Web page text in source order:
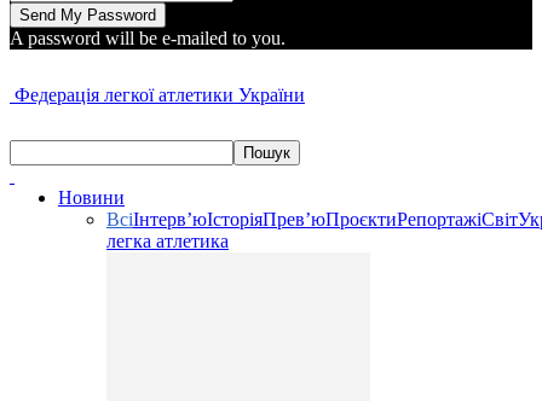
A password will be e-mailed to you.
Федерація легкої атлетики України
Новини
ВсіІнтерв’юІсторіяПрев’юПроєктиРепортажіСвіт
легка атлетика